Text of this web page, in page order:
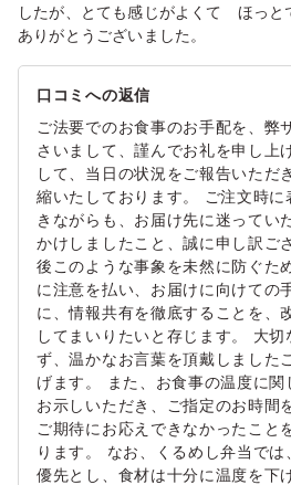
したが、とても感じがよくて ほっと
ありがとうございました。
口コミへの返信
ご法要でのお食事のお手配を、弊
さいまして、謹んでお礼を申し上
して、当日の状況をご報告いただ
縮いたしております。 ご注文時
きながらも、お届け先に迷ってい
かけしましたこと、誠に申し訳ご
後このような事象を未然に防ぐた
に注意を払い、お届けに向けての
に、情報共有を徹底することを、
してまいりたいと存じます。 大切
ず、温かなお言葉を頂戴しました
げます。 また、お食事の温度に
お示しいただき、ご指定のお時間
ご期待にお応えできなかったこと
ります。 なお、くるめし弁当で
優先とし、食材は十分に温度を下